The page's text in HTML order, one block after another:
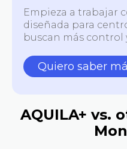
Empieza a trabajar
diseñada para
buscan más control
Quiero saber
AQUILA+ vs.